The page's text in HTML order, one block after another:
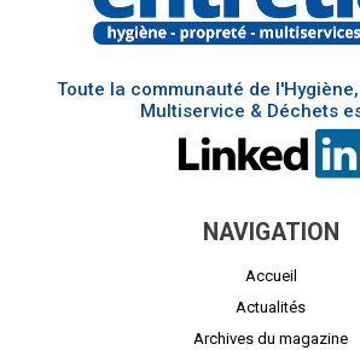
Toute la communauté de
Multiservice & Déchets
NAVIGATION
Accueil
Actualités
Archives du magazine